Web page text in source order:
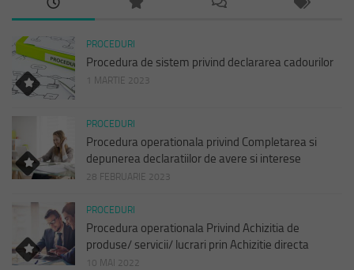
PROCEDURI
Procedura de sistem privind declararea cadourilor
1 MARTIE 2023
PROCEDURI
Procedura operationala privind Completarea si
depunerea declaratiilor de avere si interese
28 FEBRUARIE 2023
PROCEDURI
Procedura operationala Privind Achizitia de
produse/ servicii/ lucrari prin Achizitie directa
10 MAI 2022